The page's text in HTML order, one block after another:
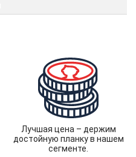
Лучшая цена – держим
достойную планку в нашем
сегменте.